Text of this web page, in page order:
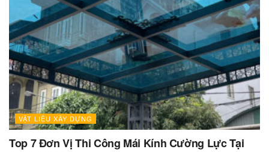
VẬT LIỆU XÂY DỰNG
Top 7 Đơn Vị Thi Công Mái Kính Cường Lực Tại